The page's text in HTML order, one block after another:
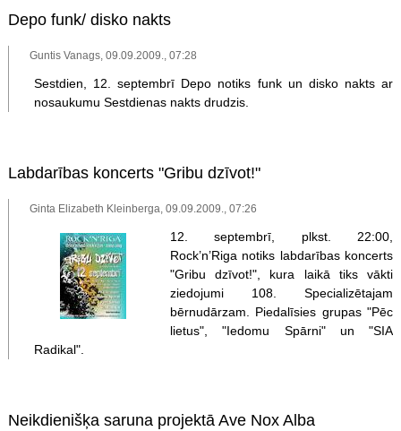
Depo funk/ disko nakts
Guntis Vanags, 09.09.2009., 07:28
Sestdien, 12. septembrī Depo notiks funk un disko nakts ar
nosaukumu Sestdienas nakts drudzis.
Labdarības koncerts "Gribu dzīvot!"
Ginta Elizabeth Kleinberga, 09.09.2009., 07:26
12. septembrī, plkst. 22:00,
Rock’n’Riga notiks labdarības koncerts
"Gribu dzīvot!", kura laikā tiks vākti
ziedojumi 108. Specializētajam
bērnudārzam. Piedalīsies grupas "Pēc
lietus", "Iedomu Spārni" un "SIA
Radikal".
Neikdienišķa saruna projektā Ave Nox Alba